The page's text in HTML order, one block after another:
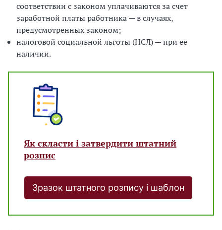
соответствии с законом уплачиваются за счет
заработной платы работника — в случаях,
предусмотренных законом;
налоговой социальной льготы (НСЛ) — при ее
наличии.
Як скласти і затвердити штатний
розпис
Зразок штатного розпису і шаблон